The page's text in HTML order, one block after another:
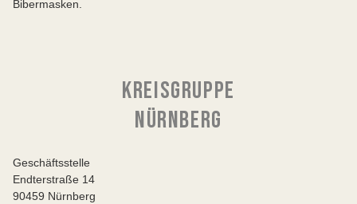
Bibermasken.
KREISGRUPPE
NÜRNBERG
Geschäftsstelle
Endterstraße 14
90459 Nürnberg